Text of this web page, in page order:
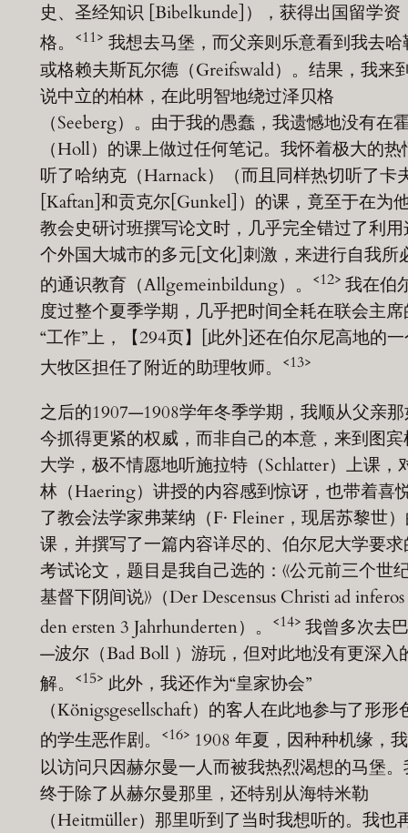
史、圣经知识 [Bibelkunde]），获得出国留学资
格。
<11> 我想去马堡，而父亲则乐意看到我去哈
或格赖夫斯瓦尔德（Greifswald）。结果，我来
说中立的柏林，在此明智地绕过泽贝格
（Seeberg）。由于我的愚蠢，我遗憾地没有在
（Holl）的课上做过任何笔记。我怀着极大的热
听了哈纳克（Harnack）（而且同样热切听了卡
[Kaftan]和贡克尔[Gunkel]）的课，竟至于在为
教会史研讨班撰写论文时，几乎完全错过了利用
个外国大城市的多元[文化]刺激，来进行自我所
的通识教育（Allgemeinbildung）。
<12> 我在伯
度过整个夏季学期，几乎把时间全耗在联会主席
“工作”上，【294页】[此外]还在伯尔尼高地的
大牧区担任了附近的助理牧师。
<13>
之后的1907—1908学年冬季学期，我顺从父亲
今抓得更紧的权威，而非自己的本意，来到图宾
大学，极不情愿地听施拉特（Schlatter）上课，
林（Haering）讲授的内容感到惊讶，也带着喜
了教会法学家弗莱纳（F· Fleiner，现居苏黎世
课，并撰写了一篇内容详尽的、伯尔尼大学要求
考试论文，题目是我自己选的：《公元前三个世
基督下阴间说》（Der Descensus Christi ad
den ersten 3 Jahrhunderten）。
<14> 我曾多次去
—波尔（Bad Boll ）游玩，但对此地没有更深入
解。
<15> 此外，我还作为“皇家协会”
（Königsgesellschaft）的客人在此地参与了形形
的学生恶作剧。
<16> 1908 年夏，因种种机缘，
以访问只因赫尔曼一人而被我热烈渴想的马堡。
终于除了从赫尔曼那里，还特别从海特米勒
（Heitmüller）那里听到了当时我想听的。我也